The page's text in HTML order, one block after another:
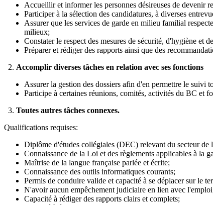
Accueillir et informer les personnes désireuses de devenir
Participer à la sélection des candidatures, à diverses
Assurer que les services de garde en milieu familial
milieux;
Constater le respect des mesures de sécurité, d'hygiène
Préparer et rédiger des rapports ainsi que des
2. Accomplir diverses tâches en relation avec ses fonctions
Assurer la gestion des dossiers afin d'en permettre le suivi
Participe à certaines réunions, comités, activités du BC et
3. Toutes autres tâches connexes.
Qualifications requises:
Diplôme d'études collégiales (DEC) relevant du secteur de
Connaissance de la Loi et des règlements applicables à la
Maîtrise de la langue française parlée et écrite;
Connaissance des outils informatiques courants;
Permis de conduire valide et capacité à se déplacer sur le
N'avoir aucun empêchement judiciaire en lien avec
Capacité à rédiger des rapports clairs et complets;